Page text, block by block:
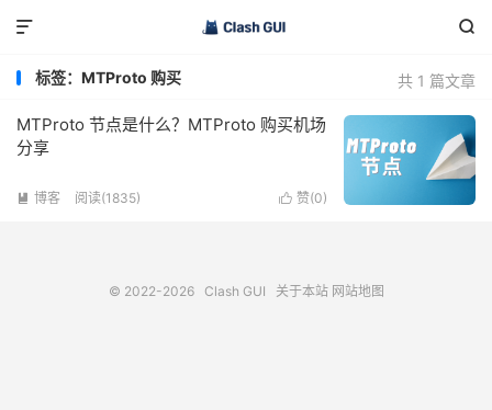


共 1 篇文章
标签：MTProto 购买
MTProto 节点是什么？MTProto 购买机场
分享
 赞(0)
 博客 阅读(1835)
© 2022-2026 Clash GUI 关于本站 网站地图